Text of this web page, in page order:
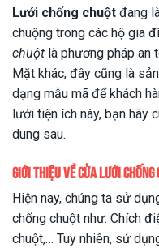
Lưới chống chuột đang
chuộng trong các hộ gia
chuột là phương pháp an
Mặt khác, đây cũng là
dạng mẫu mã để khách
lưới tiện ích này, bạn hãy
dung sau.
Giới thiệu về cửa lưới
Hiện nay, chúng ta sử
chống chuột như: Chích
chuột,… Tuy nhiên, sử